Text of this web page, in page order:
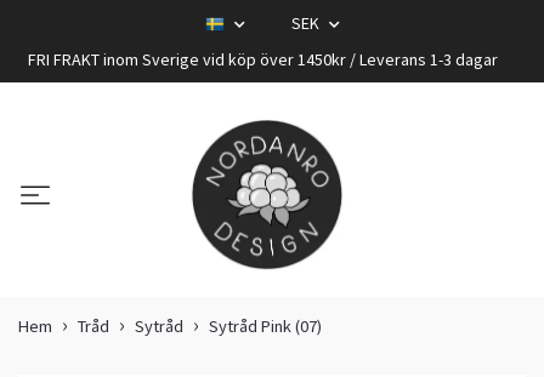
SEK
FRI FRAKT inom Sverige vid köp över 1450kr / Leverans 1-3 dagar
Hem Tråd Sytråd Sytråd Pink (07)